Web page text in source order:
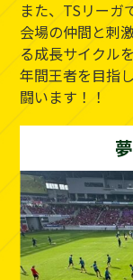
また、TSリーガ
会場の仲間と刺
る成長サイクル
年間王者を目指
闘います！！